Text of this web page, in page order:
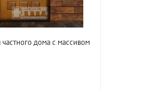
дома с массивом